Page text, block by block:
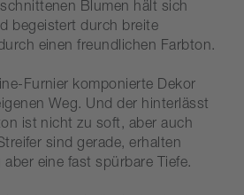
Blumen hält sich
begeistert durch breite
einen freundlichen Farbton.
Furnier komponierte Dekor
Weg. Und der hinterlässt
ist nicht zu soft, aber auch
sind gerade, erhalten
eine fast spürbare Tiefe.